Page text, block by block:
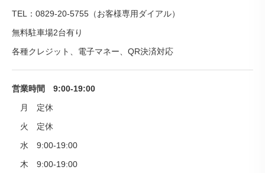
TEL：0829-20-5755（お客様専用ダイアル）
無料駐車場2台有り
各種クレジット、電子マネー、QR決済対応
営業時間 9:00-19:00
月 定休
火 定休
水 9:00-19:00
木 9:00-19:00